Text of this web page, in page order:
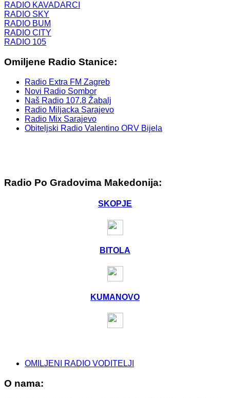
RADIO KAVADARCI
RADIO SKY
RADIO BUM
RADIO CITY
RADIO 105
Omiljene Radio Stanice:
Radio Extra FM Zagreb
Novi Radio Sombor
Naš Radio 107.8 Žabalj
Radio Miljacka Sarajevo
Radio Mix Sarajevo
Obiteljski Radio Valentino ORV Bijela
Radio Po Gradovima Makedonija:
SKOPJE
BITOLA
KUMANOVO
OMILJENI RADIO VODITELJI
O nama: